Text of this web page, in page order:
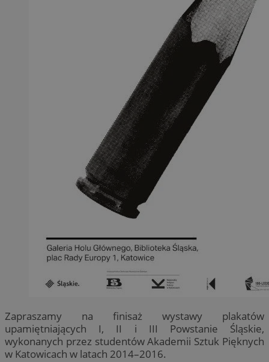
Zapraszamy na finisaż wystawy plakatów
upamiętniających I, II i III Powstanie Śląskie,
wykonanych przez studentów Akademii Sztuk Pięknych
w Katowicach w latach 2014–2016.